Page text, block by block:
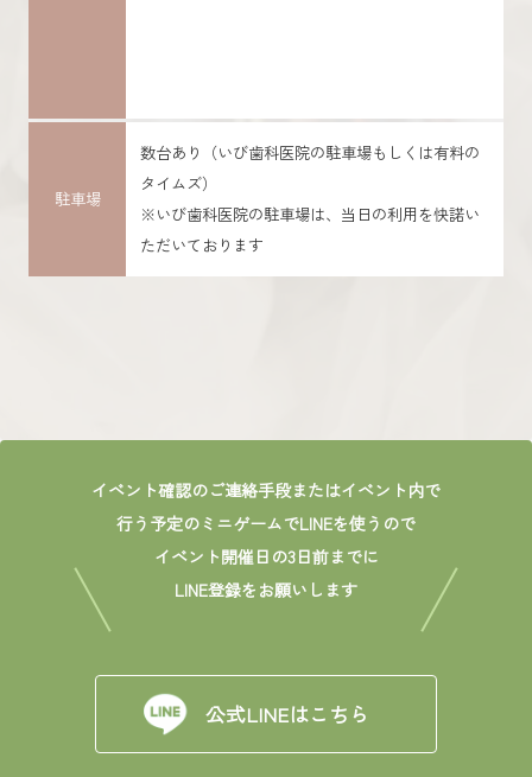
駐車場
数台あり（いび歯科医院の駐車場もしくは有料の
タイムズ）
※いび歯科医院の駐車場は、当日の利用を快諾い
ただいております
イベント確認のご連絡手段またはイベント内で
行う予定のミニゲームでLINEを使うので
イベント開催日の3日前までに
LINE登録をお願いします
公式LINEはこちら